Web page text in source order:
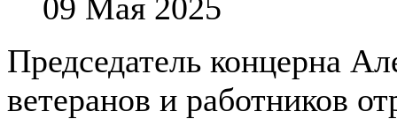
09 Мая 2025
Председатель концерна
ветеранов и работников